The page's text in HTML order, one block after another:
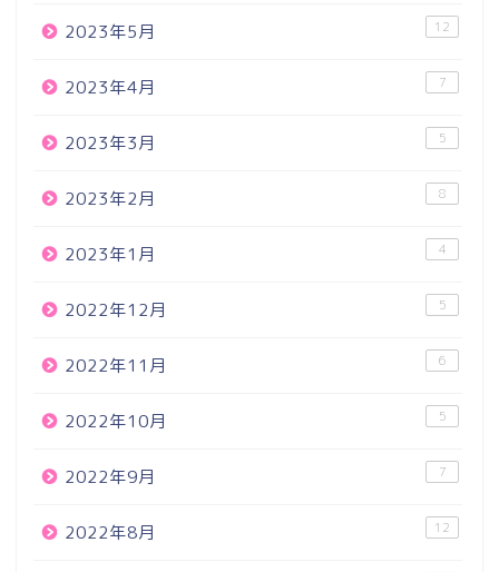
2023年5月 12
2023年4月 7
2023年3月 5
2023年2月 8
2023年1月 4
2022年12月 5
2022年11月 6
2022年10月 5
2022年9月 7
2022年8月 12